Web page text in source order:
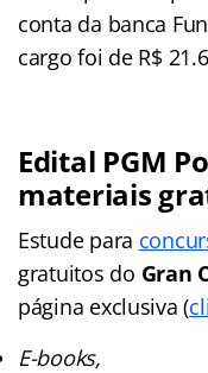
conta da banca
cargo foi de R$
Edital PGM
materiais
Estude para
gratuitos do Gran
página exclusiva (
E-books,